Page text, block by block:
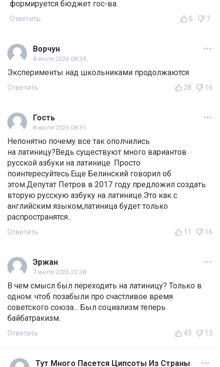
формируется бюджет гос-ва.
Ответить 6 7
Ворчун
8 июля 2026 08:34
Эксперименты над школьниками продолжаются
Ответить 28 16
Гость
8 июля 2026 08:31
Непонятно почему все так ополчились
на латиницу?Ведь существуют много вариантов
русской азбуки на латинице .Просто
поинтересуйтесь.Еще Белинский говорил об
этом.Депутат Петров в 2017 году предложил создать
вторую русскую азбуку на латинице.Это как с
английским языком,латиница будет только
распространятся..
Ответить 11 16
Эржан
7 июля 2026 23:38
В чем смысл был переходить на латиницу? Только в
одном: чтоб позабыли про счастливое время
советского союза... Был социализм теперь
байбатракизм.
Ответить 43 13
Тут Много Пасется Ципсоты Из Страны